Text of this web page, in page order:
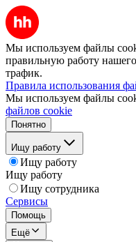
Мы используем файлы
правильную работу
трафик.
Правила использования
Мы используем файлы
файлов cookie
Понятно
Ищу работу
Ищу работу
Ищу работу
Ищу сотрудника
Сервисы
Помощь
Ещё